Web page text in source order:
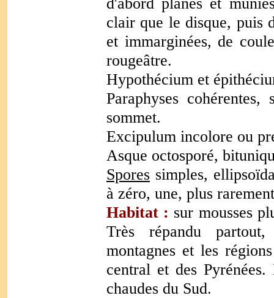
clair que le disque, puis
et immarginées, de
rougeâtre.
Hypothécium et
Paraphyses
sommet.
Excipulum incolore ou
Asque octosporé,
Spores simples,
à zéro, une, plus
Habitat : sur mousses
Très répandu
montagnes et les
central et des
chaudes du Sud.